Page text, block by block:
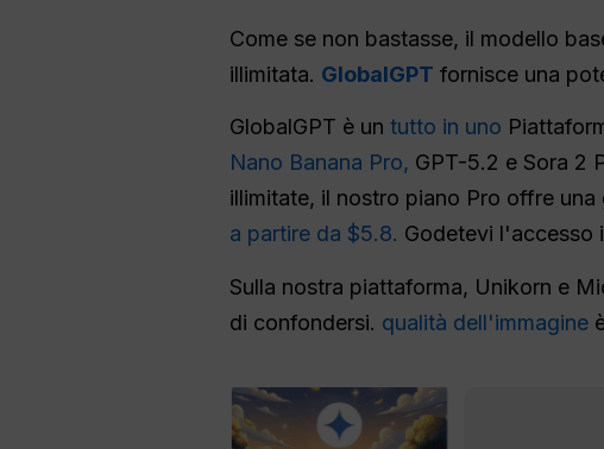
Come se non bastasse, il modello
illimitata. GlobalGPT fornisce una
GlobalGPT è un tutto in uno
Nano Banana Pro, GPT-5.2 e Sora 2
illimitate, il nostro piano Pro offre
a partire da $5.8. Godetevi l'accesso
Sulla nostra piattaforma, Unikorn e
di confondersi. qualità dell'immagine